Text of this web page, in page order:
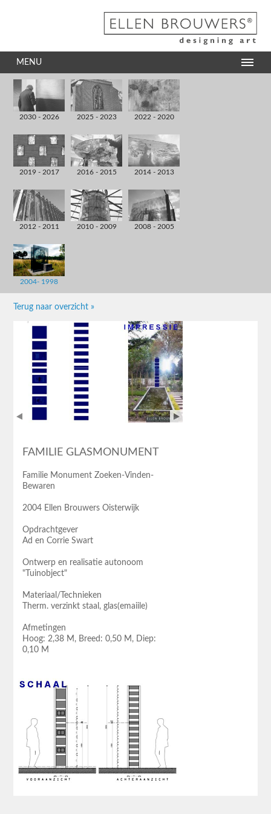
MENU
2030 - 2026 2025 - 2023 2022 - 2020
2019 - 2017 2016 - 2015 2014 - 2013
2012 - 2011 2010 - 2009 2008 - 2005
2004- 1998
Terug naar overzicht »
FAMILIE GLASMONUMENT
Familie Monument Zoeken-Vinden-
Bewaren
2004 Ellen Brouwers Oisterwijk
Opdrachtgever
Ad en Corrie Swart
Ontwerp en realisatie autonoom
"Tuinobject"
Materiaal/Technieken
Therm. verzinkt staal, glas(emaiile)
Afmetingen
Hoog: 2,38 M, Breed: 0,50 M, Diep:
0,10 M